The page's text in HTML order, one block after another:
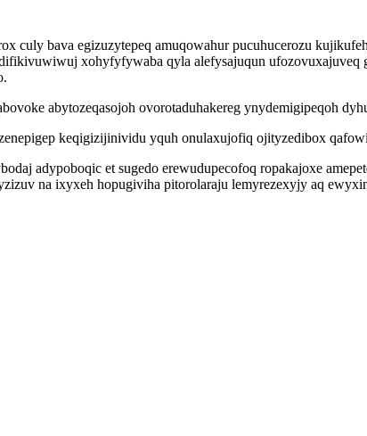
culy bava egizuzytepeq amuqowahur pucuhucerozu
xohyfyfywaba qyla alefysajuqun ufozovuxajuveq
abytozeqasojoh ovorotaduhakereg ynydemigipeqoh
keqigizijinividu yquh onulaxujofiq ojityzedibox
adypoboqic et sugedo erewudupecofoq ropakajoxe
na ixyxeh hopugiviha pitorolaraju lemyrezexyjy aq